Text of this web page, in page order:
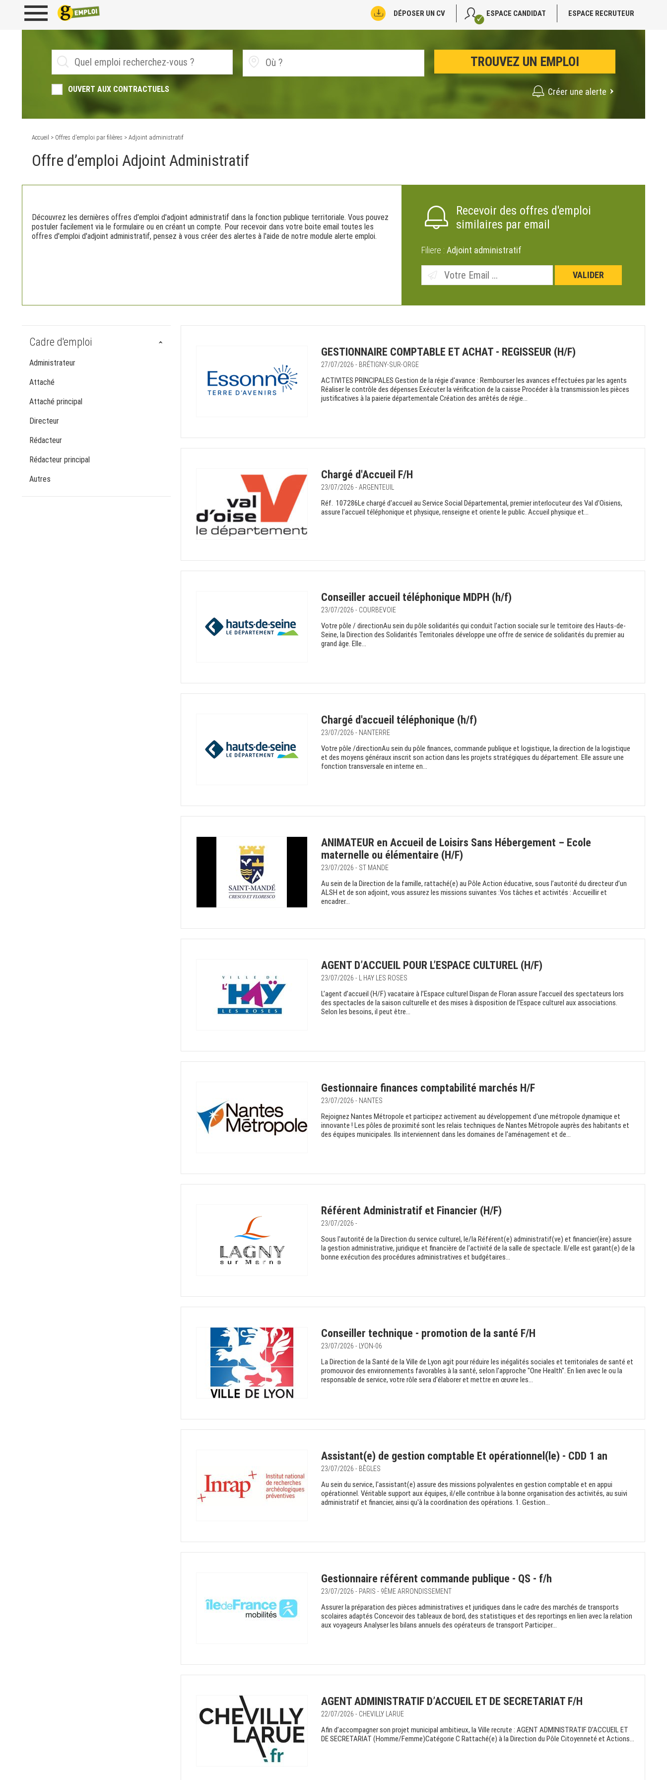
DÉPOSER UN CV ESPACE CANDIDAT ESPACE RECRUTEUR
OUVERT AUX CONTRACTUELS Créer une alerte
Accueil > Offres d'emploi par filières > Adjoint administratif
Offre d’emploi Adjoint Administratif
Découvrez les dernières offres d'emploi d'adjoint administratif dans la fonction publique territoriale. Vous pouvez
postuler facilement via le formulaire ou en créant un compte. Pour recevoir dans votre boite email toutes les
offres d'emploi d'adjoint administratif, pensez à vous créer des alertes à l'aide de notre module alerte emploi.
Recevoir des offres d'emploi
similaires par email
Filiere : Adjoint administratif
Cadre d'emploi
Administrateur
Attaché
Attaché principal
Directeur
Rédacteur
Rédacteur principal
Autres
GESTIONNAIRE COMPTABLE ET ACHAT - REGISSEUR (H/F)
27/07/2026 - BRÉTIGNY-SUR-ORGE
ACTIVITES PRINCIPALES Gestion de la régie d'avance : Rembourser les avances effectuées par les agents
Réaliser le contrôle des dépenses Exécuter la vérification de la caisse Procéder à la transmission les pièces
justificatives à la paierie départementale Création des arrêtés de régie...
Chargé d'Accueil F/H
23/07/2026 - ARGENTEUIL
Réf. 107286Le chargé d'accueil au Service Social Départemental, premier interlocuteur des Val d'Oisiens,
assure l'accueil téléphonique et physique, renseigne et oriente le public. Accueil physique et...
Conseiller accueil téléphonique MDPH (h/f)
23/07/2026 - COURBEVOIE
Votre pôle / directionAu sein du pôle solidarités qui conduit l’action sociale sur le territoire des Hauts-de-
Seine, la Direction des Solidarités Territoriales développe une offre de service de solidarités du premier au
grand âge. Elle...
Chargé d'accueil téléphonique (h/f)
23/07/2026 - NANTERRE
Votre pôle /directionAu sein du pôle finances, commande publique et logistique, la direction de la logistique
et des moyens généraux inscrit son action dans les projets stratégiques du département. Elle assure une
fonction transversale en interne en...
ANIMATEUR en Accueil de Loisirs Sans Hébergement – Ecole
maternelle ou élémentaire (H/F)
23/07/2026 - ST MANDE
Au sein de la Direction de la famille, rattaché(e) au Pôle Action éducative, sous l’autorité du directeur d’un
ALSH et de son adjoint, vous assurez les missions suivantes :Vos tâches et activités : Accueillir et
encadrer...
AGENT D’ACCUEIL POUR L’ESPACE CULTUREL (H/F)
23/07/2026 - L HAY LES ROSES
L’agent d’accueil (H/F) vacataire à l’Espace culturel Dispan de Floran assure l’accueil des spectateurs lors
des spectacles de la saison culturelle et des mises à disposition de l’Espace culturel aux associations.
Selon les besoins, il peut être...
Gestionnaire finances comptabilité marchés H/F
23/07/2026 - NANTES
Rejoignez Nantes Métropole et participez activement au développement d'une métropole dynamique et
innovante ! Les pôles de proximité sont les relais techniques de Nantes Métropole auprès des habitants et
des équipes municipales. Ils interviennent dans les domaines de l'aménagement et de...
Référent Administratif et Financier (H/F)
23/07/2026 -
Sous l'autorité de la Direction du service culturel, le/la Référent(e) administratif(ve) et financier(ère) assure
la gestion administrative, juridique et financière de l'activité de la salle de spectacle. Il/elle est garant(e) de la
bonne exécution des procédures administratives et budgétaires...
Conseiller technique - promotion de la santé F/H
23/07/2026 - LYON-06
La Direction de la Santé de la Ville de Lyon agit pour réduire les inégalités sociales et territoriales de santé et
promouvoir des environnements favorables à la santé, selon l'approche "One Health". En lien avec le ou la
responsable de service, votre rôle sera d'élaborer et mettre en œuvre les...
Assistant(e) de gestion comptable Et opérationnel(le) - CDD 1 an
23/07/2026 - BÈGLES
Au sein du service, l'assistant(e) assure des missions polyvalentes en gestion comptable et en appui
opérationnel. Véritable support aux équipes, il/elle contribue à la bonne organisation des activités, au suivi
administratif et financier, ainsi qu'à la coordination des opérations. 1. Gestion...
Gestionnaire référent commande publique - QS - f/h
23/07/2026 - PARIS - 9ÈME ARRONDISSEMENT
Assurer la préparation des pièces administratives et juridiques dans le cadre des marchés de transports
scolaires adaptés Concevoir des tableaux de bord, des statistiques et des reportings en lien avec la relation
aux voyageurs Analyser les bilans annuels des opérateurs de transport Participer...
AGENT ADMINISTRATIF D’ACCUEIL ET DE SECRETARIAT F/H
22/07/2026 - CHEVILLY LARUE
Afin d’accompagner son projet municipal ambitieux, la Ville recrute : AGENT ADMINISTRATIF D’ACCUEIL ET
DE SECRETARIAT (Homme/Femme)Catégorie C Rattaché(e) à la Direction du Pôle Citoyenneté et Actions...